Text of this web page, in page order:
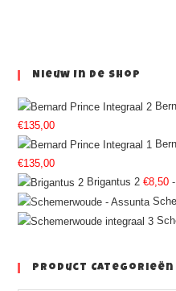
Nieuw In De Shop
€135,00
€135,00
Brigantus 2 €8,50 -
Product Categorieën